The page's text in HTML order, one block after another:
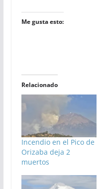
Me gusta esto:
Relacionado
Incendio en el Pico de
Orizaba deja 2
muertos